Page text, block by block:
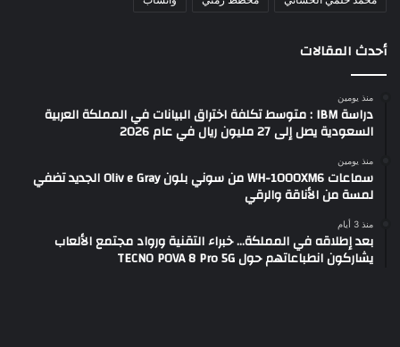
أحدث المقالات
منذ يومين
دراسة IBM : متوسط تكلفة اختراق البيانات في المملكة العربية
السعودية يصل إلى 27 مليون ريال في عام 2026
منذ يومين
سماعات WH-1000XM6 من سوني بلون Oliv e Gray الجديد تضفي
لمسة من الأناقة والرقي
منذ 3 أيام
بعد إطلاقه في المملكة… خبراء التقنية ورواد مجتمع الألعاب
يشاركون انطباعاتهم حول TECNO POVA 8 Pro 5G